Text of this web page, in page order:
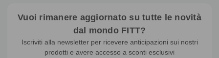
Vuoi rimanere aggiornato su tutte le novità
dal mondo FITT?
Iscriviti alla newsletter per ricevere anticipazioni sui nostri
prodotti e avere accesso a sconti esclusivi